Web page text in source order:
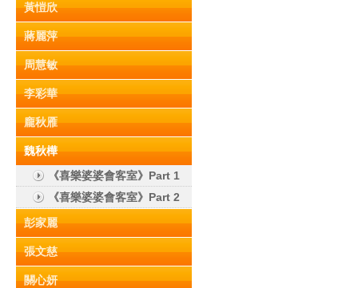
黃愷欣
蔣麗萍
周慧敏
李彩華
龐秋雁
魏秋樺
《喜樂婆婆會客室》Part 1
《喜樂婆婆會客室》Part 2
彭家麗
張文慈
關心妍